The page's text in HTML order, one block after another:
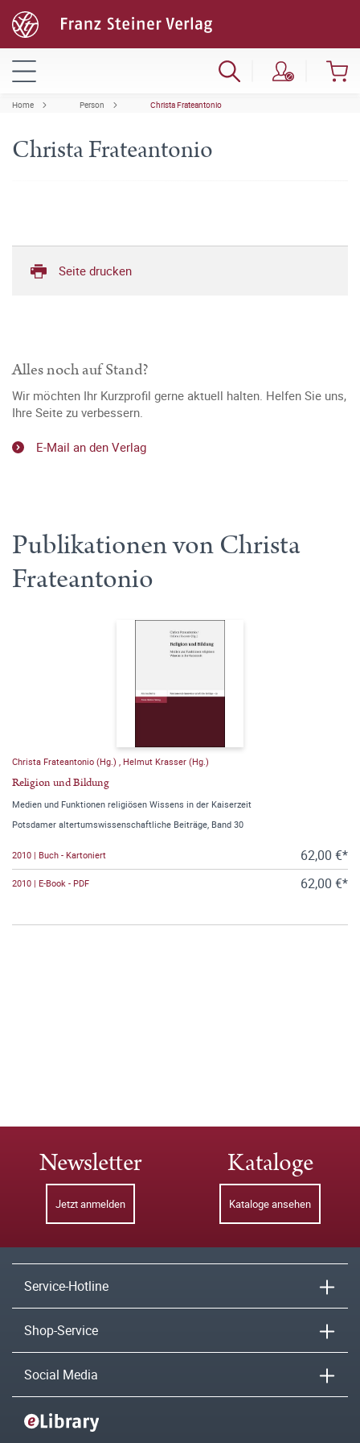
Home Person Christa Frateantonio
Christa Frateantonio
Seite drucken
Alles noch auf Stand?
Wir möchten Ihr Kurzprofil gerne aktuell halten. Helfen Sie uns,
Ihre Seite zu verbessern.
E-Mail an den Verlag
Publikationen von Christa
Frateantonio
Christa Frateantonio (Hg.) Helmut Krasser (Hg.)
Religion und Bildung
Medien und Funktionen religiösen Wissens in der Kaiserzeit
Potsdamer altertumswissenschaftliche Beiträge, Band 30
2010 | Buch - Kartoniert 62,00 €*
2010 | E-Book - PDF 62,00 €*
Newsletter
Jetzt anmelden
Kataloge
Kataloge ansehen
Service-Hotline
Shop-Service
Social Media